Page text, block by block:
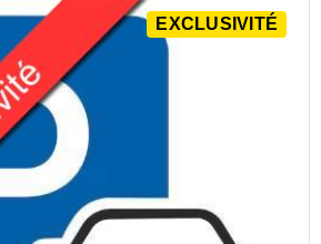
EXCLUSIVITÉ